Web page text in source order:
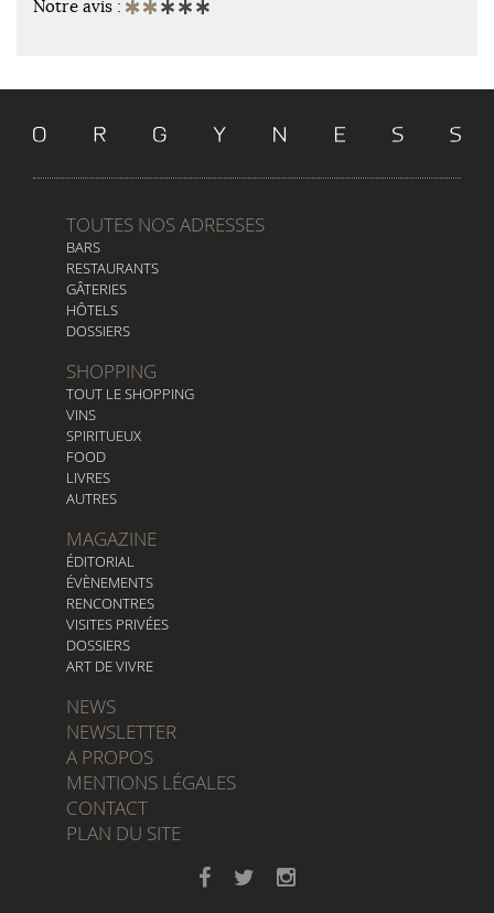
Notre avis :
TOUTES NOS ADRESSES
BARS
RESTAURANTS
GÂTERIES
HÔTELS
DOSSIERS
SHOPPING
TOUT LE SHOPPING
VINS
SPIRITUEUX
FOOD
LIVRES
AUTRES
MAGAZINE
ÉDITORIAL
ÉVÈNEMENTS
RENCONTRES
VISITES PRIVÉES
DOSSIERS
ART DE VIVRE
NEWS
NEWSLETTER
A PROPOS
MENTIONS LÉGALES
CONTACT
PLAN DU SITE